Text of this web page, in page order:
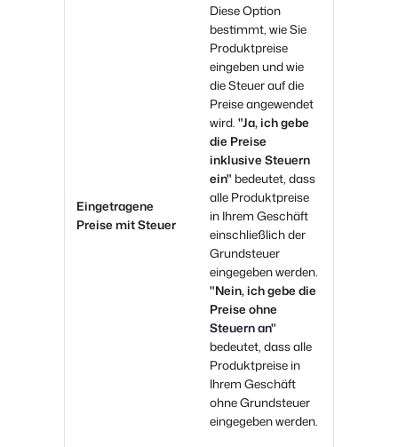
Eingetragene
Preise mit Steuer
Diese Option
bestimmt, wie Sie
Produktpreise
eingeben und wie
die Steuer auf die
Preise angewendet
wird."Ja, ich gebe
die Preise
inklusive Steuern
ein" bedeutet, dass
alle Produktpreise
in Ihrem Geschäft
einschließlich der
Grundsteuer
eingegeben werden.
"Nein, ich gebe die
Preise ohne
Steuern an"
bedeutet, dass alle
Produktpreise in
Ihrem Geschäft
ohne Grundsteuer
eingegeben werden.